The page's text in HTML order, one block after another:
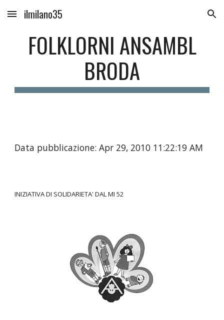
Skip to main content Skip to navigation
ilmilano35
FOLKLORNI ANSAMBL
BRODA
Data pubblicazione: Apr 29, 2010 11:22:19 AM
INIZIATIVA DI SOLIDARIETA' DAL MI 52